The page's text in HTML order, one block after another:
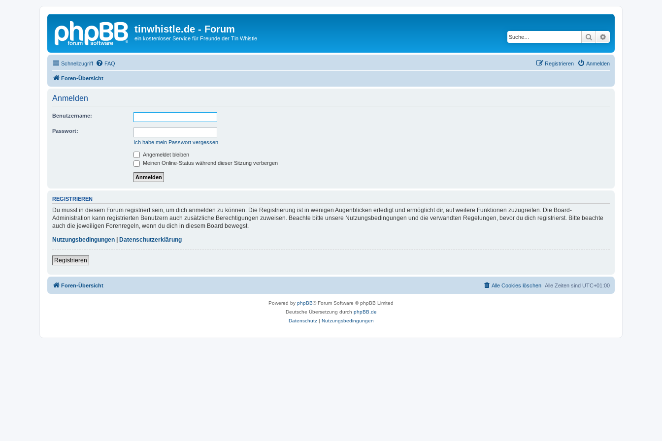
tinwhistle.de - Forum
ein kostenloser Service für Freunde der Tin Whistle Suche
Schnellzugriff FAQ Anmelden
Registrieren
Foren-Übersicht
Anmelden
Benutzername:
Passwort:
Ich habe mein Passwort vergessen
Angemeldet bleiben
Meinen Online-Status während dieser Sitzung verbergen
REGISTRIEREN
Du musst in diesem Forum registriert sein, um dich anmelden zu können. Die Registrierung ist in wenigen Augenblicken erledigt und ermöglicht dir, auf weitere Funktionen zuzugreifen. Die Board-
Administration kann registrierten Benutzern auch zusätzliche Berechtigungen zuweisen. Beachte bitte unsere Nutzungsbedingungen und die verwandten Regelungen, bevor du dich registrierst. Bitte beachte
auch die jeweiligen Forenregeln, wenn du dich in diesem Board bewegst.
Nutzungsbedingungen
Datenschutzerklärung
Registrieren
Foren-Übersicht Alle Zeiten sind UTC+01:00
Alle Cookies löschen
Powered by phpBB® Forum Software © phpBB Limited
Deutsche Übersetzung durch phpBB.de
Datenschutz| Nutzungsbedingungen